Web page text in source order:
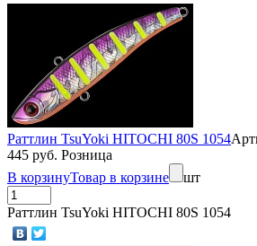
Раттлин TsuYoki HITOCHI 80S 1054
445 руб. Розница
В корзинуТовар в корзине шт
Раттлин TsuYoki HITOCHI 80S 1054